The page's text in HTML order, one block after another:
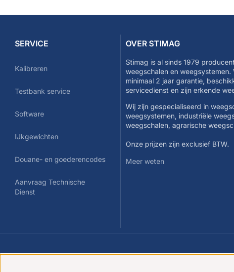
SERVICE
Kalibreren
Testbank service
Software
IJkgewichten
Douane- en goederencodes
Aanvraag Technische
Dienst
OVER STIMAG
Stimag is al sinds 1979
weegschalen en
minimaal 2 jaar garantie,
servicedienst en zijn erkende
Wij zijn gespecialiseerd in
weegsystemen, industriële
weegschalen, agrarische
Onze prijzen zijn exclusief BTW.
Meer weten